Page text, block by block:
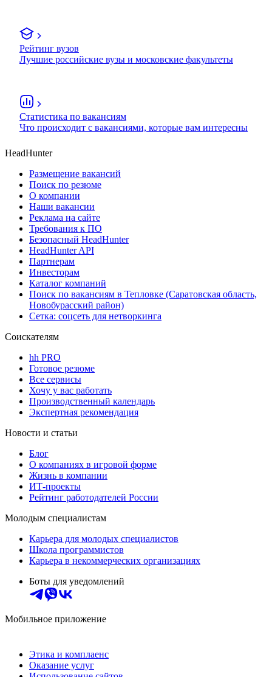
Рейтинг вузов
Лучшие российские вузы и московские факультеты
Статистика по вакансиям
Что происходит с вакансиями, которые вам интересны
HeadHunter
Размещение вакансий
Поиск по резюме
О компании
Наши вакансии
Реклама на сайте
Требования к ПО
Безопасный HeadHunter
HeadHunter API
Партнерам
Инвесторам
Каталог компаний
Поиск по вакансиям в Тепловке (Саратовская область,
Новобурасский район)
Сетка: соцсеть для нетворкинга
Соискателям
hh PRO
Готовое резюме
Все сервисы
Хочу у вас работать
Производственный календарь
Экспертная рекомендация
Новости и статьи
Блог
О компаниях в игровой форме
Жизнь в компании
ИТ-проекты
Рейтинг работодателей России
Молодым специалистам
Карьера для молодых специалистов
Школа программистов
Карьера в некоммерческих организациях
Боты для уведомлений
Мобильное приложение
Этика и комплаенс
Оказание услуг